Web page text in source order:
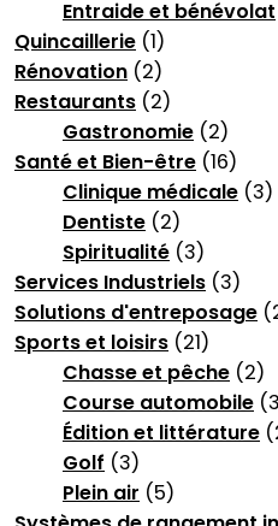
Entraide et bénévolat
Quincaillerie (1)
Rénovation (2)
Restaurants (2)
Gastronomie (2)
Santé et Bien-être (16)
Clinique médicale (3)
Dentiste (2)
Spiritualité (3)
Services Industriels (3)
Solutions d'entreposage
Sports et loisirs (21)
Chasse et pêche (2)
Course automobile
Édition et littérature
Golf (3)
Plein air (5)